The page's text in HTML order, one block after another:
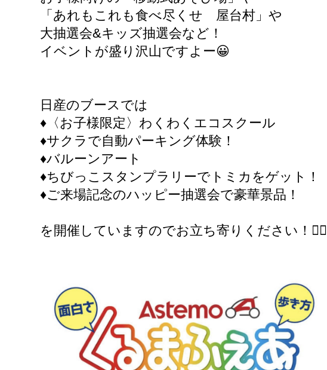
「あれもこれも食べ尽くせ 屋台村」や
大抽選会&キッズ抽選会など！
イベントが盛り沢山ですよー😀
日産のブースでは
♦️〈お子様限定〉わくわくエコスクール
♦️サクラで自動パーキング体験！
♦️バルーンアート
♦️ちびっこスタンプラリーでトミカをゲット！
♦️ご来場記念のハッピー抽選会で豪華景品！
を開催していますのでお立ち寄りください！🙋‍♀️